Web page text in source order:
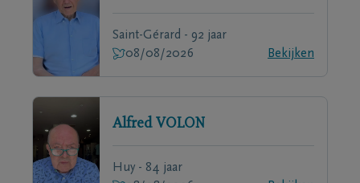
Saint-Gérard - 92 jaar
08/08/2026
Bekijken
Alfred VOLON
Huy - 84 jaar